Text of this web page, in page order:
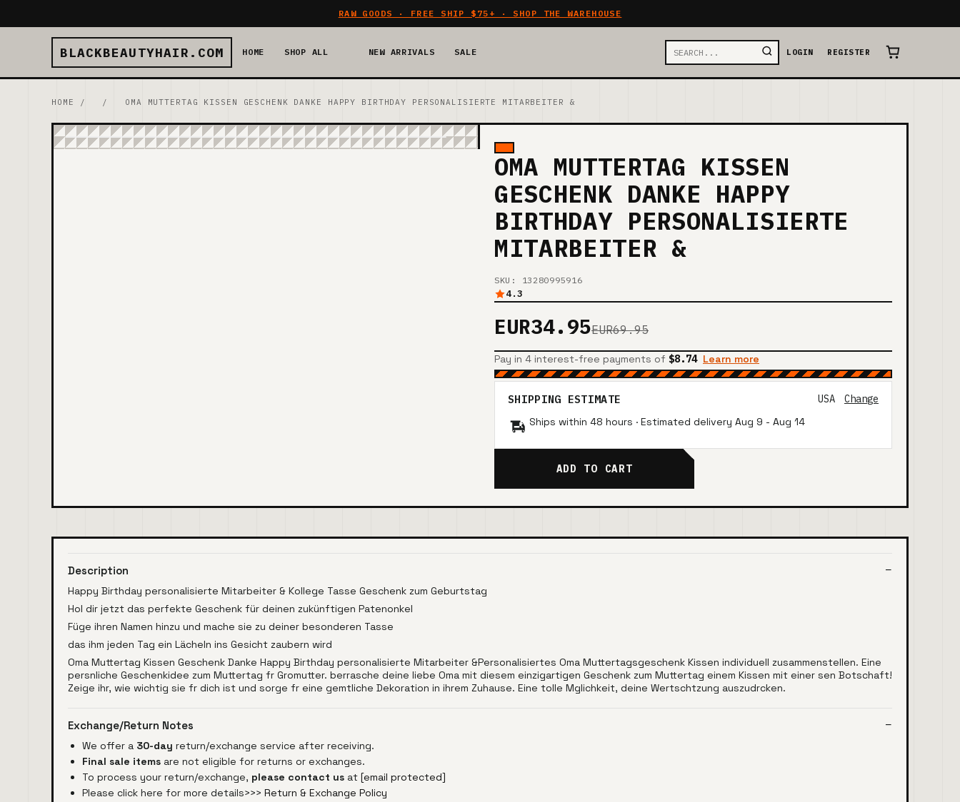
RAW GOODS · FREE SHIP $75+ · SHOP THE WAREHOUSE
BLACKBEAUTYHAIR.COM HOME SHOP ALL NEW ARRIVALS SALE LOGIN REGISTER
HOME / / OMA MUTTERTAG KISSEN GESCHENK DANKE HAPPY BIRTHDAY PERSONALISIERTE MITARBEITER &
OMA MUTTERTAG KISSEN
GESCHENK DANKE HAPPY
BIRTHDAY PERSONALISIERTE
MITARBEITER &
SKU: 13280995916
4.3
EUR34.95EUR69.95
Pay in 4 interest-free payments of $8.74 Learn more
SHIPPING ESTIMATE USA
Change
Ships within 48 hours · Estimated delivery Aug 9 - Aug 14
ADD TO CART
Description
Happy Birthday personalisierte Mitarbeiter & Kollege Tasse Geschenk zum Geburtstag
Hol dir jetzt das perfekte Geschenk für deinen zukünftigen Patenonkel
Füge ihren Namen hinzu und mache sie zu deiner besonderen Tasse
das ihm jeden Tag ein Lächeln ins Gesicht zaubern wird
Oma Muttertag Kissen Geschenk Danke Happy Birthday personalisierte Mitarbeiter &Personalisiertes Oma Muttertagsgeschenk Kissen individuell zusammenstellen. Eine
persnliche Geschenkidee zum Muttertag fr Gromutter. berrasche deine liebe Oma mit diesem einzigartigen Geschenk zum Muttertag einem Kissen mit einer sen Botschaft!
Zeige ihr, wie wichtig sie fr dich ist und sorge fr eine gemtliche Dekoration in ihrem Zuhause. Eine tolle Mglichkeit, deine Wertschtzung auszudrcken.
Exchange/Return Notes
We offer a 30-day return/exchange service after receiving.
Final sale items are not eligible for returns or exchanges.
To process your return/exchange, please contact us at [email protected]
Please click here for more details>>> Return & Exchange Policy